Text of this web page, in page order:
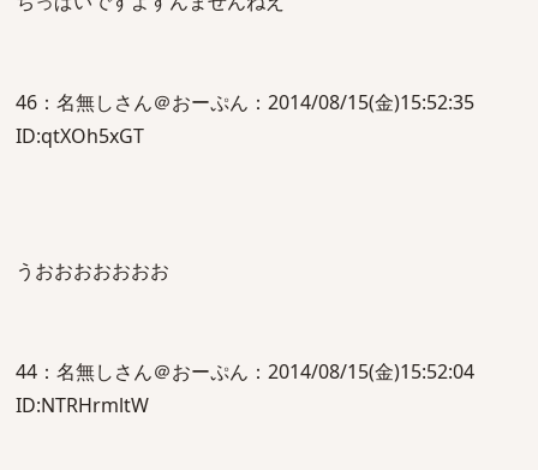
46：名無しさん＠おーぷん：2014/08/15(金)15:52:35
ID:qtXOh5xGT
うおおおおおおお
44：名無しさん＠おーぷん：2014/08/15(金)15:52:04
ID:NTRHrmltW